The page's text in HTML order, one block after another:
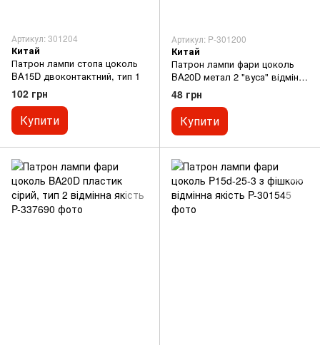
Артикул: 301204
Китай
Патрон лампи стопа цоколь
BA15D двоконтактний, тип 1
102 грн
Купити
Артикул: P-301200
Китай
Патрон лампи фари цоколь
BA20D метал 2 "вуса" відмінна
якість
48 грн
Купити